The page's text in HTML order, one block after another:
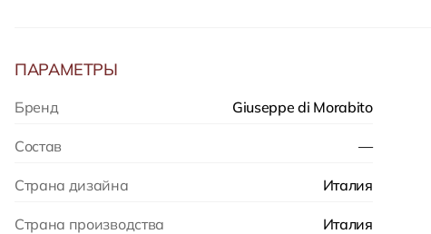
ПАРАМЕТРЫ
Бренд Giuseppe di Morabito
Состав —
Страна дизайна Италия
Страна производства Италия